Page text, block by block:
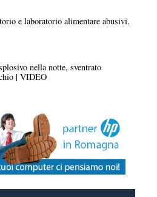
e laboratorio alimentare abusivi,
nella notte, sventrato
| VIDEO